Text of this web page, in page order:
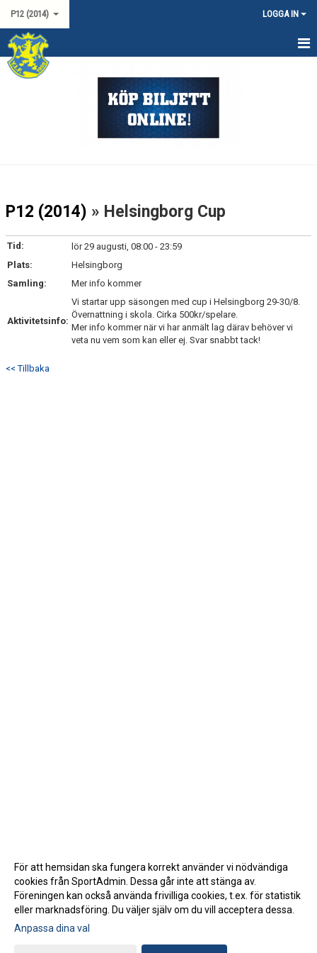
P12 (2014) LOGGA IN
HEM
DOKUMENT
P12 (2014) » Helsingborg Cup
Tid:
lör 29 augusti, 08:00 - 23:59
Plats:
Helsingborg
Samling:
Mer info kommer
Aktivitetsinfo:
Vi startar upp säsongen med cup i Helsingborg 29-30/8.
Övernattning i skola. Cirka 500kr/spelare.
Mer info kommer när vi har anmält lag därav behöver vi
veta nu vem som kan eller ej. Svar snabbt tack!
<< Tillbaka
Gå till Webbversion
För att hemsidan ska fungera korrekt använder vi nödvändiga
cookies från SportAdmin. Dessa går inte att stänga av.
Föreningen kan också använda frivilliga cookies, t.ex. för statistik
eller marknadsföring. Du väljer själv om du vill acceptera dessa.
Anpassa dina val